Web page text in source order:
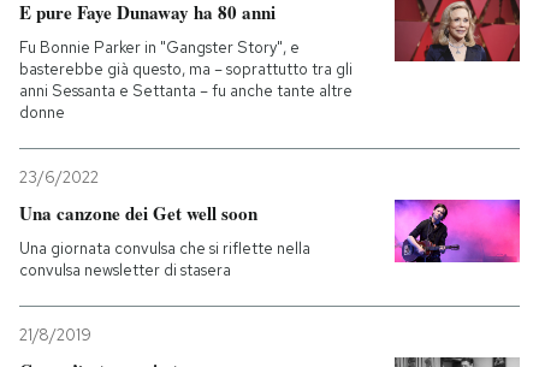
CALENDARIO
Entra
E pure Faye Dunaway ha 80 anni
Fu Bonnie Parker in "Gangster Story", e
basterebbe già questo, ma – soprattutto tra gli
anni Sessanta e Settanta – fu anche tante altre
donne
23/6/2022
Una canzone dei Get well soon
Una giornata convulsa che si riflette nella
convulsa newsletter di stasera
21/8/2019